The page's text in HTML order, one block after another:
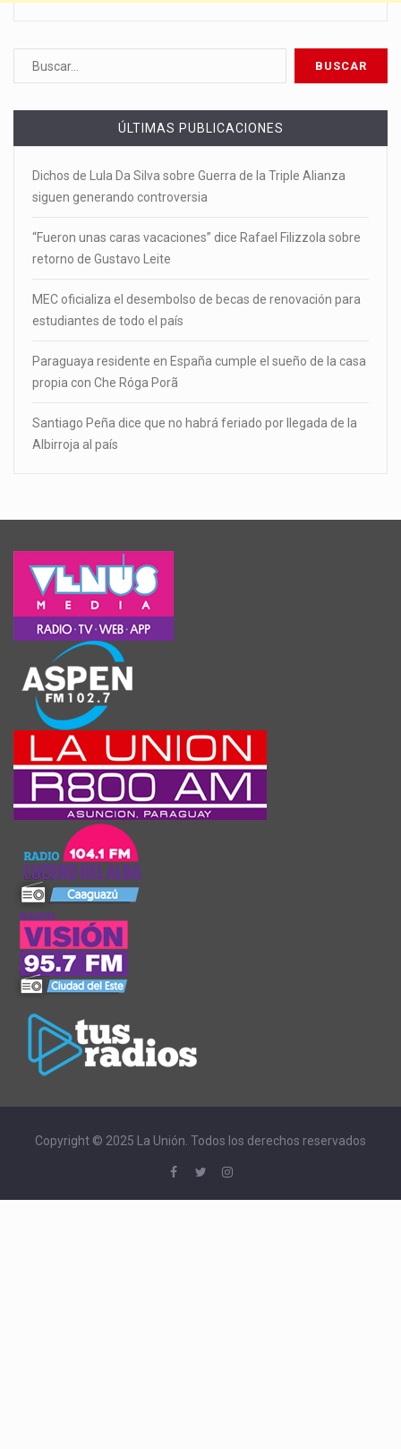
ÚLTIMAS PUBLICACIONES
Dichos de Lula Da Silva sobre Guerra de la Triple Alianza
siguen generando controversia
“Fueron unas caras vacaciones” dice Rafael Filizzola sobre
retorno de Gustavo Leite
MEC oficializa el desembolso de becas de renovación para
estudiantes de todo el país
Paraguaya residente en España cumple el sueño de la casa
propia con Che Róga Porã
Santiago Peña dice que no habrá feriado por llegada de la
Albirroja al país
Copyright © 2025 La Unión. Todos los derechos reservados